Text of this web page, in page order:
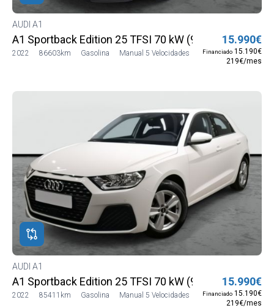
AUDI A1
A1 Sportback Edition 25 TFSI 70 kW (95 CV)
2022 86603km Gasolina Manual 5 Velocidades
15.990€
Financiado 15.190€
219€/mes
AUDI A1
A1 Sportback Edition 25 TFSI 70 kW (95 CV)
2022 85411km Gasolina Manual 5 Velocidades
15.990€
Financiado 15.190€
219€/mes